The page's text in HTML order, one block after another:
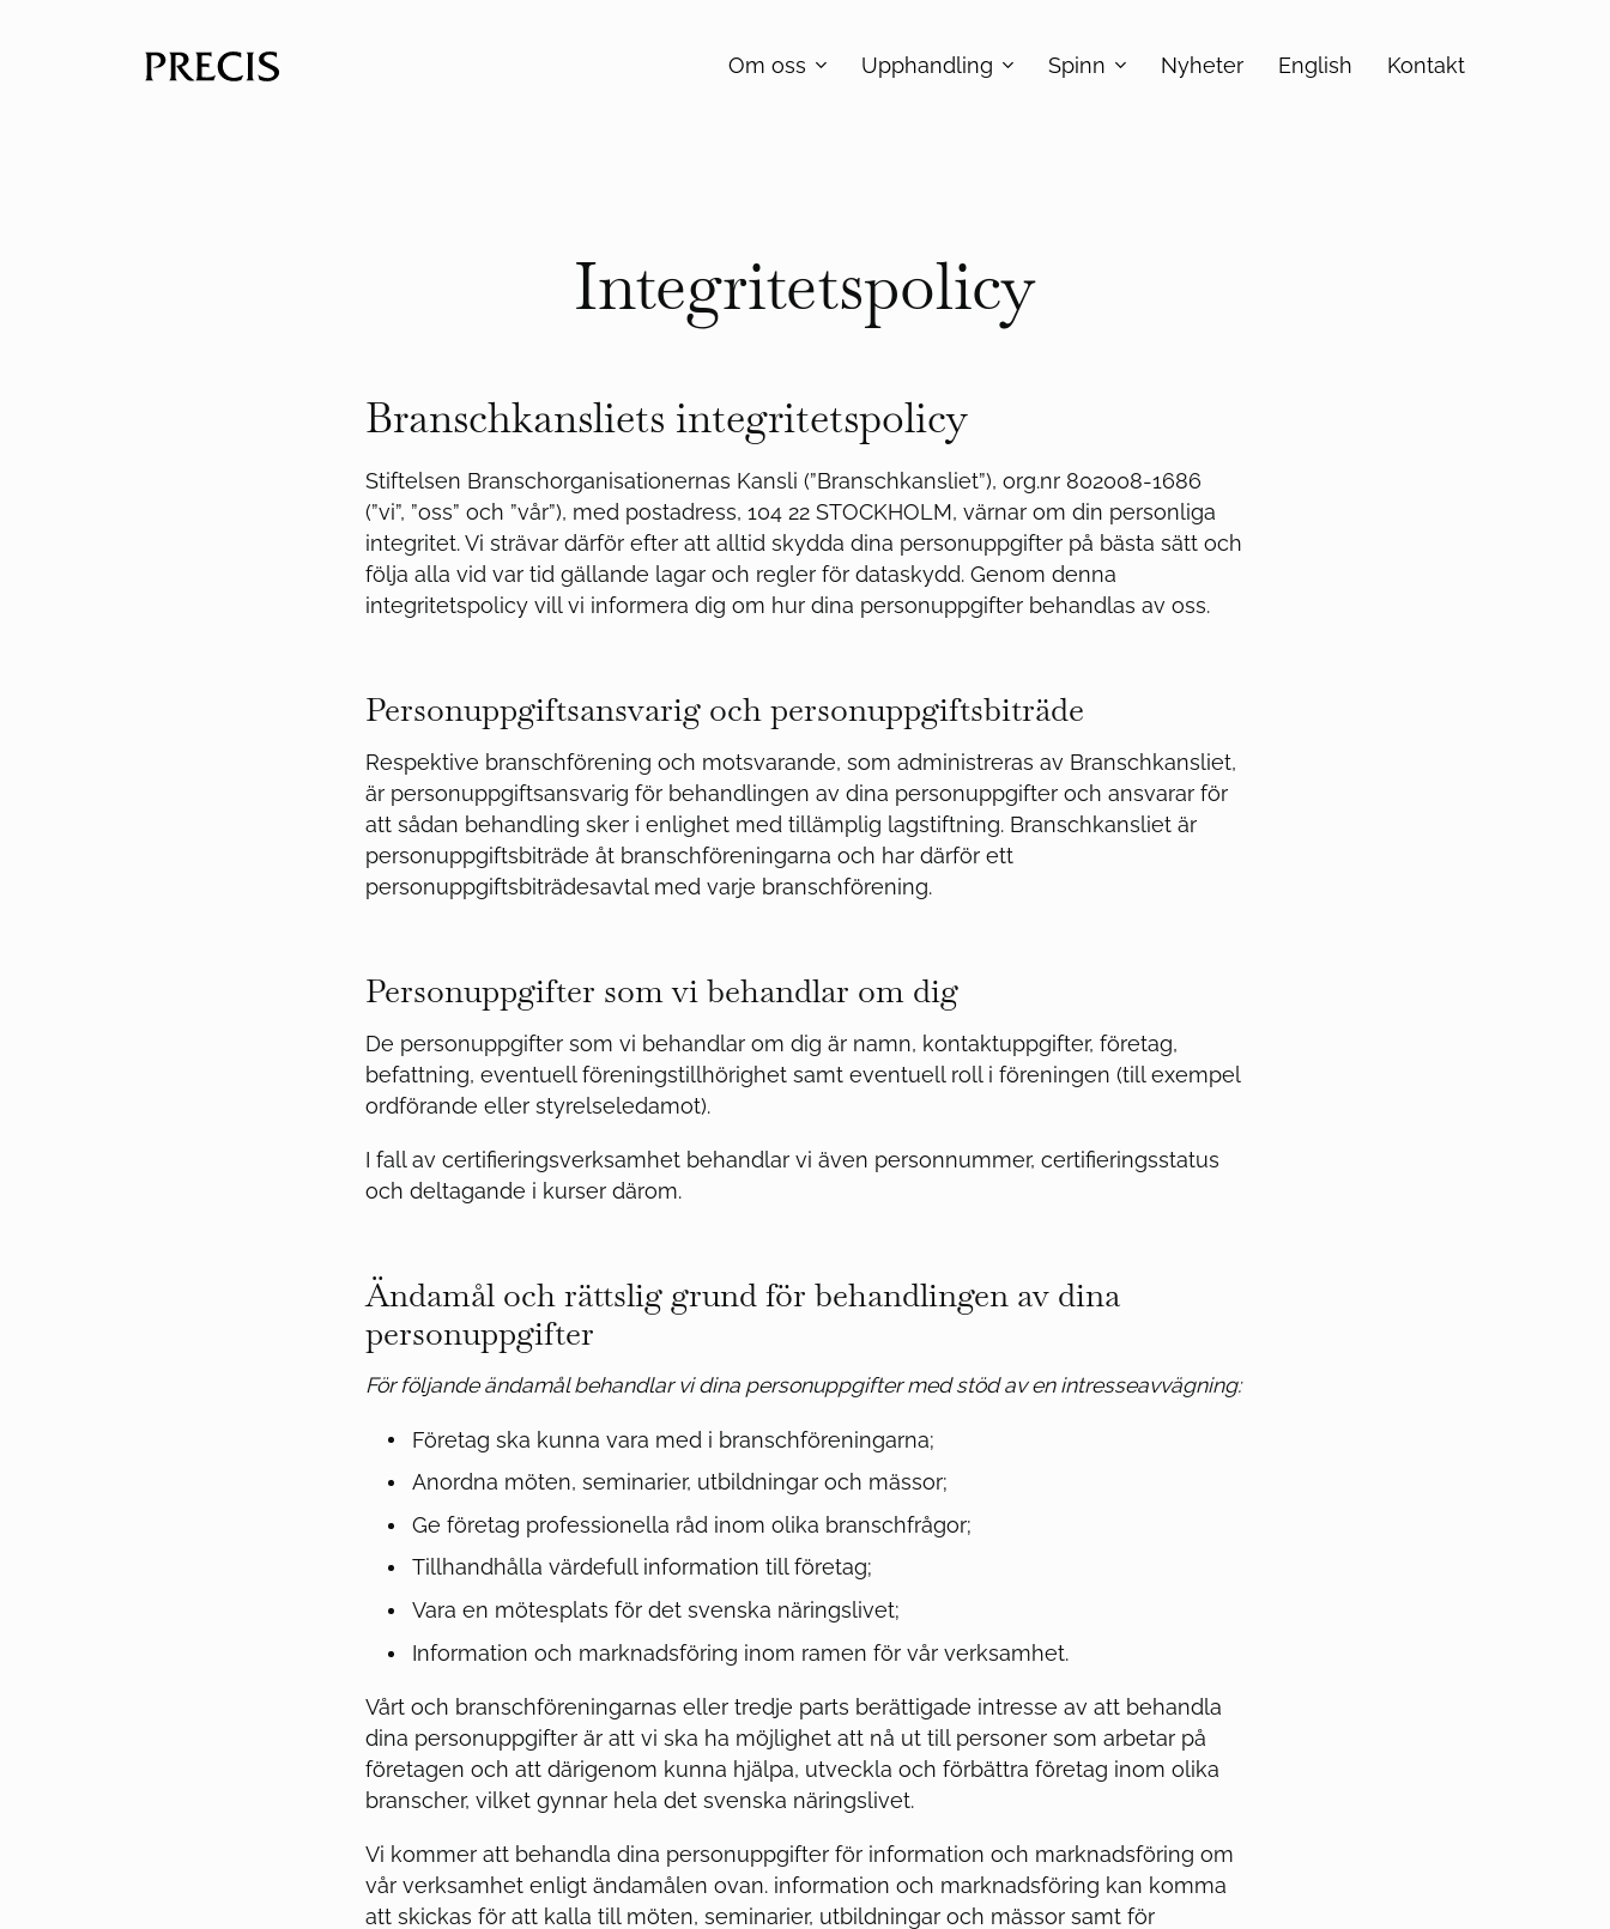
Om oss Upphandling Spinn Nyheter English Kontakt
Integritetspolicy
Branschkansliets integritetspolicy
Stiftelsen Branschorganisationernas Kansli (”Branschkansliet”), org.nr 802008-1686
(”vi”, ”oss” och ”vår”), med postadress, 104 22 STOCKHOLM, värnar om din personliga
integritet. Vi strävar därför efter att alltid skydda dina personuppgifter på bästa sätt och
följa alla vid var tid gällande lagar och regler för dataskydd. Genom denna
integritetspolicy vill vi informera dig om hur dina personuppgifter behandlas av oss.
Personuppgiftsansvarig och personuppgiftsbiträde
Respektive branschförening och motsvarande, som administreras av Branschkansliet,
är personuppgiftsansvarig för behandlingen av dina personuppgifter och ansvarar för
att sådan behandling sker i enlighet med tillämplig lagstiftning. Branschkansliet är
personuppgiftsbiträde åt branschföreningarna och har därför ett
personuppgiftsbiträdesavtal med varje branschförening.
Personuppgifter som vi behandlar om dig
De personuppgifter som vi behandlar om dig är namn, kontaktuppgifter, företag,
befattning, eventuell föreningstillhörighet samt eventuell roll i föreningen (till exempel
ordförande eller styrelseledamot).
I fall av certifieringsverksamhet behandlar vi även personnummer, certifieringsstatus
och deltagande i kurser därom.
Ändamål och rättslig grund för behandlingen av dina
personuppgifter
För följande ändamål behandlar vi dina personuppgifter med stöd av en intresseavvägning:
Företag ska kunna vara med i branschföreningarna;
Anordna möten, seminarier, utbildningar och mässor;
Ge företag professionella råd inom olika branschfrågor;
Tillhandhålla värdefull information till företag;
Vara en mötesplats för det svenska näringslivet;
Information och marknadsföring inom ramen för vår verksamhet.
Vårt och branschföreningarnas eller tredje parts berättigade intresse av att behandla
dina personuppgifter är att vi ska ha möjlighet att nå ut till personer som arbetar på
företagen och att därigenom kunna hjälpa, utveckla och förbättra företag inom olika
branscher, vilket gynnar hela det svenska näringslivet.
Vi kommer att behandla dina personuppgifter för information och marknadsföring om
vår verksamhet enligt ändamålen ovan. information och marknadsföring kan komma
att skickas för att kalla till möten, seminarier, utbildningar och mässor samt för